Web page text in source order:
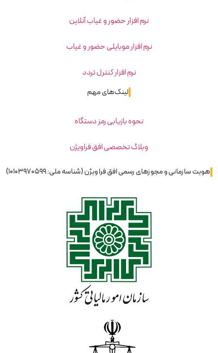
نرم افزار حضور و غیاب آنلاین
نرم افزار موبایلی حضور و غیاب
نرم افزار کنترل تردد
لینک‌های مهم
نحوه بازیابی رمز دستگاه
وبلاگ تخصصی افق فراویژن
هویت سازمانی و مجوزهای رسمی افق فرا ویژن (شناسه ملی: 10103970599)